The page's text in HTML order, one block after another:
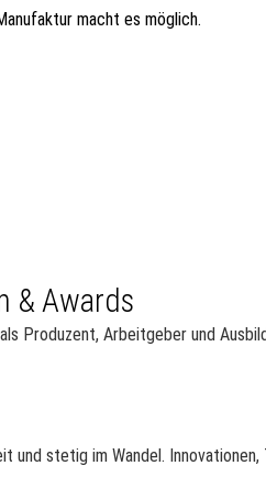
macht es möglich.
& Awards
Produzent, Arbeitgeber und
und stetig im Wandel.